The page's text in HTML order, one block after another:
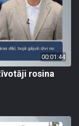
00:01:44
rosina